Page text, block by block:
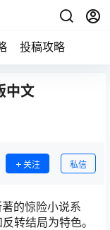
投稿攻略
中文
关注 私信
的惊险小说系
转结局为特色。